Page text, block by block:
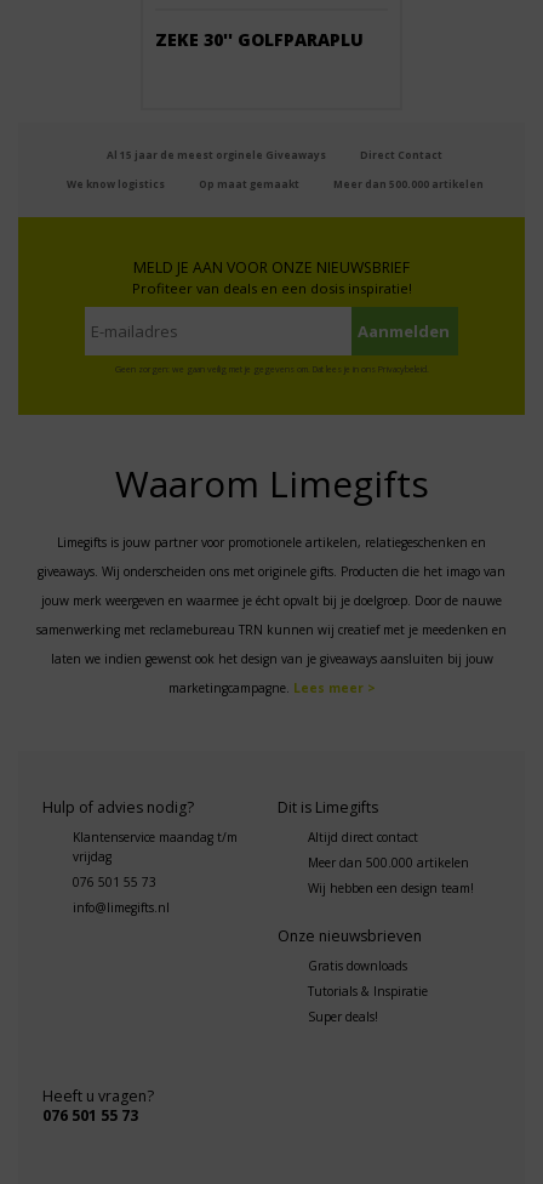
ZEKE 30'' GOLFPARAPLU
Al 15 jaar de meest orginele Giveaways Direct Contact
We know logistics Op maat gemaakt Meer dan 500.000 artikelen
MELD JE AAN VOOR ONZE NIEUWSBRIEF
Profiteer van deals en een dosis inspiratie!
Geen zorgen: we gaan veilig met je gegevens om. Dat lees je in ons Privacybeleid.
Waarom Limegifts
Limegifts is jouw partner voor promotionele artikelen, relatiegeschenken en
giveaways. Wij onderscheiden ons met originele gifts. Producten die het imago van
jouw merk weergeven en waarmee je écht opvalt bij je doelgroep. Door de nauwe
samenwerking met reclamebureau TRN kunnen wij creatief met je meedenken en
laten we indien gewenst ook het design van je giveaways aansluiten bij jouw
marketingcampagne. Lees meer >
Hulp of advies nodig?
Klantenservice maandag t/m
vrijdag
076 501 55 73
info@limegifts.nl
Dit is Limegifts
Altijd direct contact
Meer dan 500.000 artikelen
Wij hebben een design team!
Onze nieuwsbrieven
Gratis downloads
Tutorials & Inspiratie
Super deals!
Heeft u vragen?
076 501 55 73